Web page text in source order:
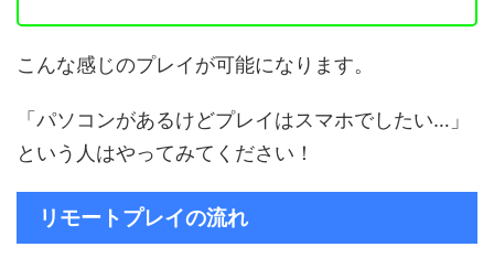
こんな感じのプレイが可能になります。
「パソコンがあるけどプレイはスマホでしたい…」
という人はやってみてください！
リモートプレイの流れ